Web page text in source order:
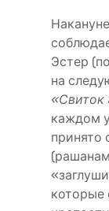
Эстер
на
«Свиток
каждом
принято
которые